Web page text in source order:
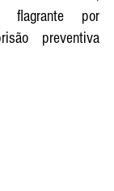
flagrante por
preventiva